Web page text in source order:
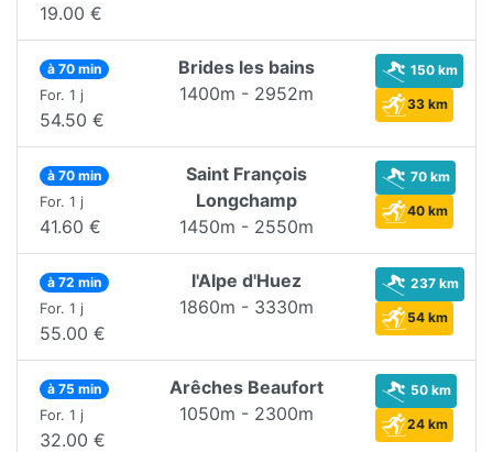
19.00 €
à 70 min
For. 1 j
54.50 €
Brides les bains
1400m - 2952m
150 km
33 km
à 70 min
For. 1 j
41.60 €
Saint François
Longchamp
1450m - 2550m
70 km
40 km
à 72 min
For. 1 j
55.00 €
l'Alpe d'Huez
1860m - 3330m
237 km
54 km
à 75 min
For. 1 j
32.00 €
Arêches Beaufort
1050m - 2300m
50 km
24 km